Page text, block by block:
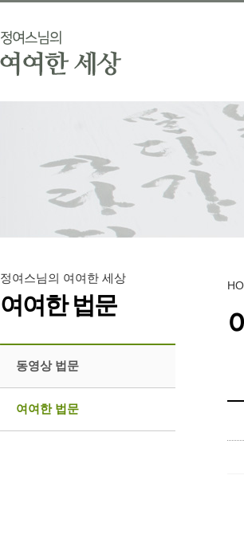
정여스님의 여여한 세상
여여한 법문
동영상 법문
여여한 법문